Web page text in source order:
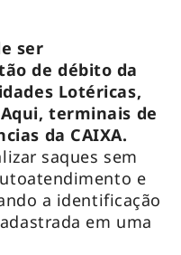
ser
de débito da
Lotéricas,
terminais de
da CAIXA.
saques sem
e
a identificação
em uma